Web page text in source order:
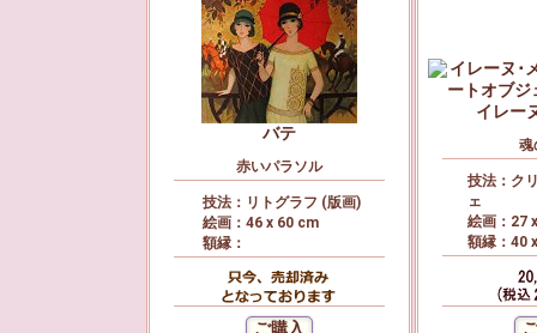
バテ
赤いパラソル
技法：リトグラフ (版画)
絵画：46 x 60 cm
額縁：
イレー
魂
技法：ク
ェ
絵画：27
額縁：40